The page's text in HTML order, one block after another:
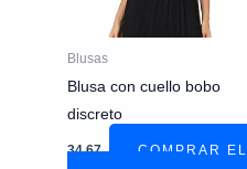
Blusas
Blusa con cuello bobo
discreto
34,67
COMPRAR EL